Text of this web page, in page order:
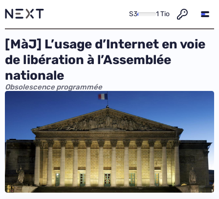
S3 1 Tio
[MàJ] L’usage d’Internet en voie
de libération à l’Assemblée
nationale
Obsolescence programmée